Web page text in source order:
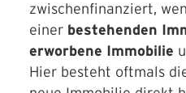
zwischenfinanziert,
einer bestehenden
erworbene Immobilie
Hier besteht oftmals